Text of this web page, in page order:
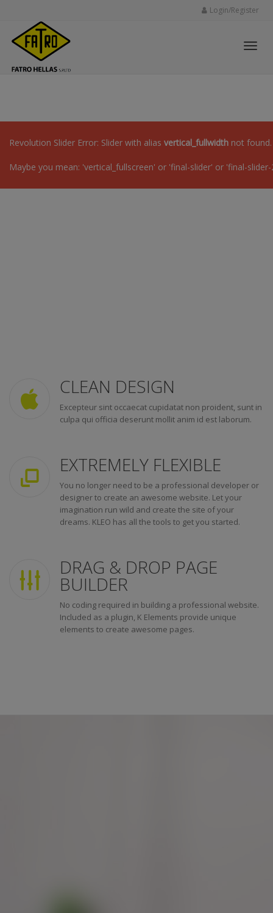
Login/Register
Revolution Slider Error: Slider with alias vertical_fullwidth not found.
Maybe you mean: 'vertical_fullscreen' or 'final-slider' or 'final-
CLEAN DESIGN
Excepteur sint occaecat cupidatat non proident, sunt in
culpa qui officia deserunt mollit anim id est laborum.
EXTREMELY FLEXIBLE
You no longer need to be a professional developer or
designer to create an awesome website. Let your
imagination run wild and create the site of your
dreams. KLEO has all the tools to get you started.
DRAG & DROP PAGE
BUILDER
No coding required in building a professional website.
Included as a plugin, K Elements provide unique
elements to create awesome pages.